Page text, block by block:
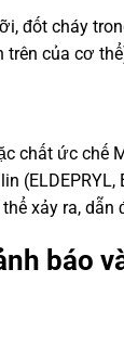
đốt cháy
của cơ
chất ức chế
(ELDEPRYL,
xảy ra, dẫn
báo